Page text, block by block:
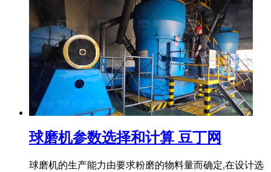
球磨机参数选择和计算 豆丁网
球磨机的生产能力由要求粉磨的物料量而确定,在设计选